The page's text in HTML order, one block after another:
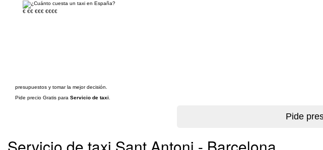
€ €€ €€€ €€€€
presupuestos y tomar la mejor decisión.
Pide precio Gratis para Servicio de taxi